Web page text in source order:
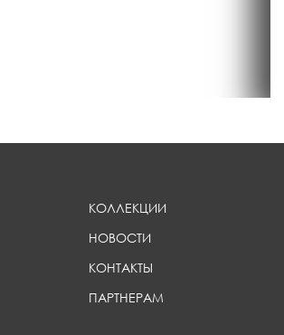
КОЛЛЕКЦИИ
НОВОСТИ
КОНТАКТЫ
ПАРТНЕРАМ